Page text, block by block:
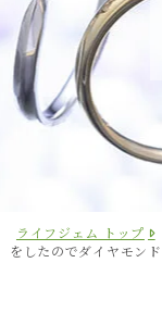
ライフジェム トップ
をしたのでダイヤモン